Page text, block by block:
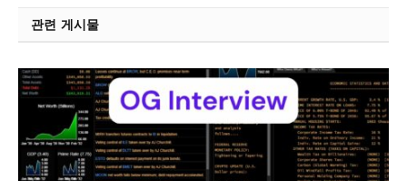
관련 게시물